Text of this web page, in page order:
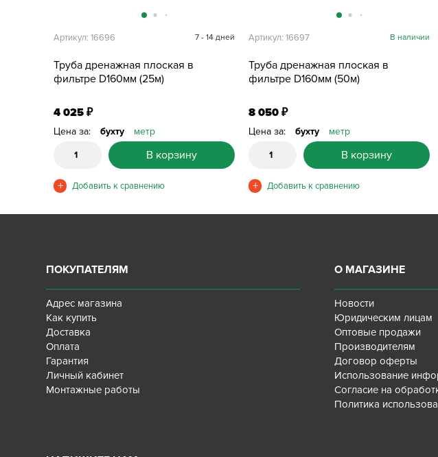
Труба дренажная плоская в
фильтре D160мм (25м)
Артикул: 16696 7 - 14 дней
4 025₽
Цена за: бухту метр
В корзину
Труба дренажная плоская в
фильтре D160мм (50м)
Артикул: 16697 В наличии
8 050₽
Цена за: бухту метр
В корзину
ПОКУПАТЕЛЯМ
Адрес магазина
Как купить
Доставка
Оплата
Гарантия
Личный кабинет
Монтажные работы
О МАГАЗИНЕ
Новости
Юридическим лицам
Оптовые продажи
Производителям
Договор оферты
Использование
Согласие на
Политика